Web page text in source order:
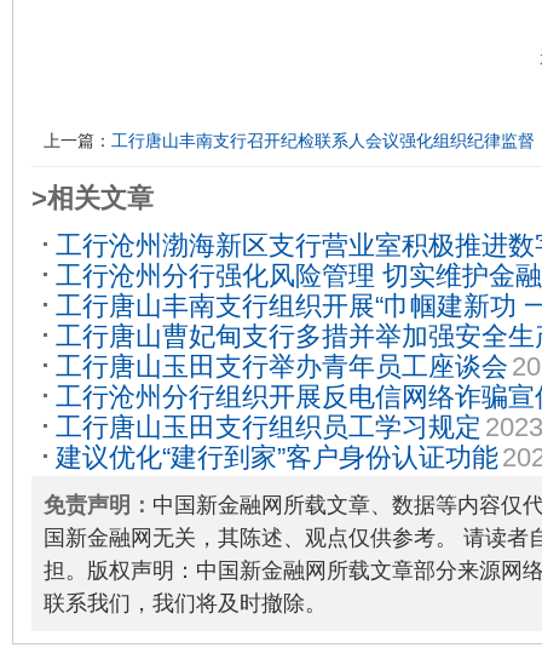
上一篇： 工行唐山丰南支行召开纪检联系人会议强化组织纪律监督
>相关文章
工行沧州渤海新区支行营业室积极推进
成效2023-06-05
工行沧州分行强化风险管理 切实维护金
工行唐山丰南支行组织开展“巾帼建新功
动2023-03-09
工行唐山曹妃甸支行多措并举加强安全生
工行唐山玉田支行举办青年员工座谈会
工行沧州分行组织开展反电信网络诈骗宣
工行唐山玉田支行组织员工学习规定
建议优化“建行到家”客户身份认证功能
免责声明： 中国新金融网所载文章、数据等内容仅
国新金融网无关，其陈述、观点仅供参考。 请读者
担。版权声明：中国新金融网所载文章部分来源网
联系我们，我们将及时撤除。